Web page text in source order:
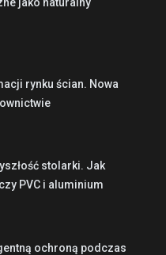
rynku ścian. Nowa
stolarki. Jak
PVC i aluminium
ochroną podczas